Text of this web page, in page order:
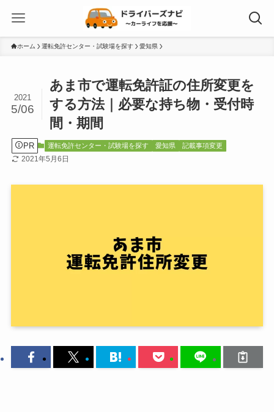
ホーム 運転免許センター・試験場を探す 愛知県
あま市で運転免許証の住所変更を
する方法｜必要な持ち物・受付時
間・期間
2021
5/06
PR 運転免許センター・試験場を探す 愛知県 記載事項変更
2021年5月6日